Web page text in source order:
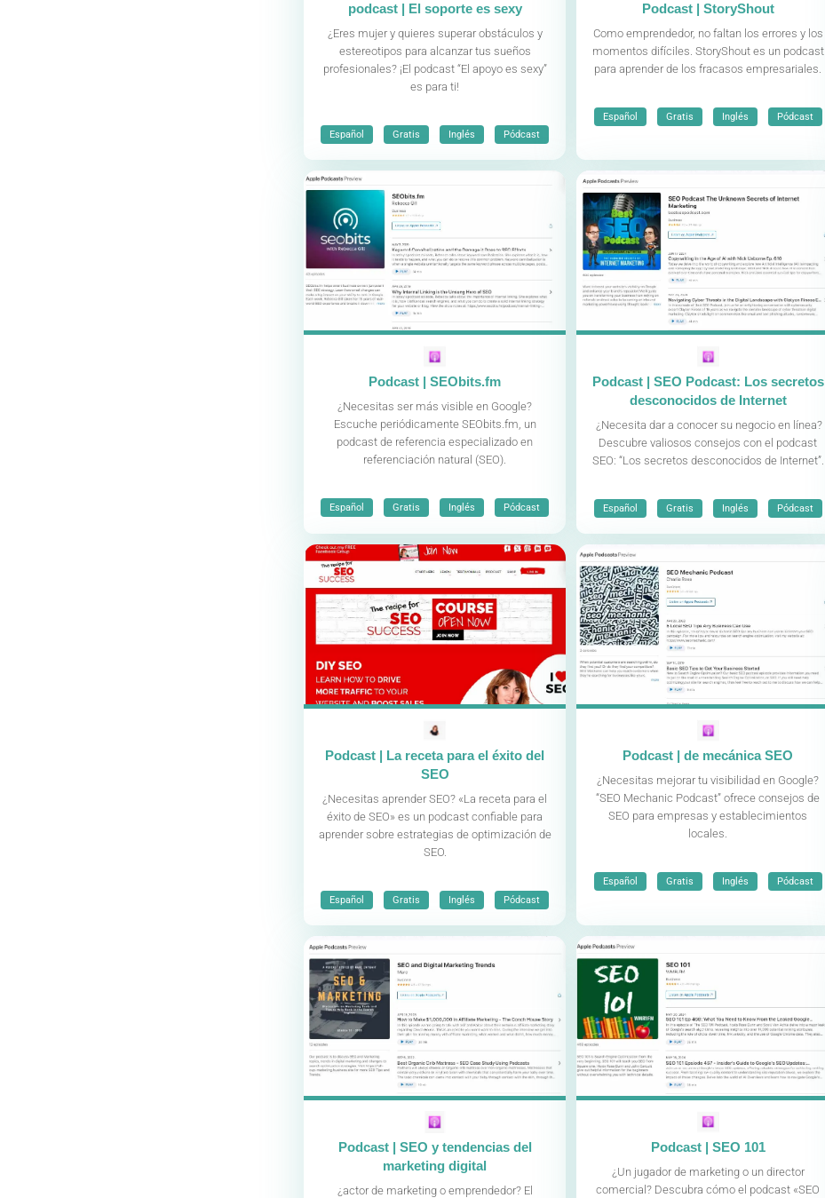
podcast | El soporte es sexy
¿Eres mujer y quieres superar obstáculos y
estereotipos para alcanzar tus sueños
profesionales? ¡El podcast “El apoyo es sexy”
es para ti!
Español Gratis Inglés Pódcast
Podcast | StoryShout
Como emprendedor, no faltan los errores y los
momentos difíciles. StoryShout es un podcast
para aprender de los fracasos empresariales.
Español Gratis Inglés Pódcast
Podcast | SEObits.fm
¿Necesitas ser más visible en Google?
Escuche periódicamente SEObits.fm, un
podcast de referencia especializado en
referenciación natural (SEO).
Español Gratis Inglés Pódcast
Podcast | SEO Podcast: Los secretos
desconocidos de Internet
¿Necesita dar a conocer su negocio en línea?
Descubre valiosos consejos con el podcast
SEO: “Los secretos desconocidos de Internet”.
Español Gratis Inglés Pódcast
Podcast | La receta para el éxito del
SEO
¿Necesitas aprender SEO? «La receta para el
éxito de SEO» es un podcast confiable para
aprender sobre estrategias de optimización de
SEO.
Español Gratis Inglés Pódcast
Podcast | de mecánica SEO
¿Necesitas mejorar tu visibilidad en Google?
“SEO Mechanic Podcast” ofrece consejos de
SEO para empresas y establecimientos
locales.
Español Gratis Inglés Pódcast
Podcast | SEO y tendencias del
marketing digital
¿actor de marketing o emprendedor? El
Podcast | SEO 101
¿Un jugador de marketing o un director
comercial? Descubra cómo el podcast «SEO